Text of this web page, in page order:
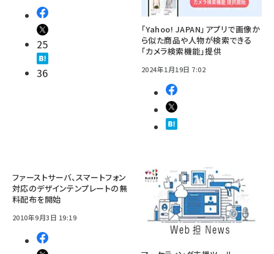
25
36
「Yahoo! JAPAN」アプリで画像か
ら似た商品や人物が検索できる
「カメラ検索機能」提供
2024年1月19日 7:02
ファーストサーバ、スマートフォン
対応のデザインテンプレートの無
料配布を開始
2010年9月3日 19:19